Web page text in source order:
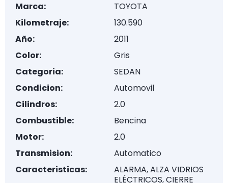
Marca:
TOYOTA
Kilometraje:
130.590
Año:
2011
Color:
Gris
Categoria:
SEDAN
Condicion:
Automovil
Cilindros:
2.0
Combustible:
Bencina
Motor:
2.0
Transmision:
Automatico
Caracteristicas:
ALARMA, ALZA VIDRIOS
ELÉCTRICOS, CIERRE